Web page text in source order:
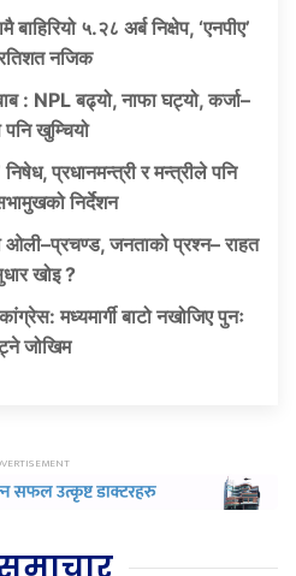
५.२८ अर्ब निक्षेप, ‘एनपीए’
नजिक
: NPL बढ्यो, नाफा घट्यो, कर्जा–
पनि खुम्चियो
प्रधानमन्त्री र मन्त्रीले पनि
निर्देशन
जनताको प्रश्न– राहत
खोइ ?
मध्यमार्गी बाटो नखोजिए पुनः
जोखिम